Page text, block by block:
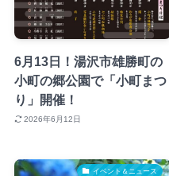
6月13日！湯沢市雄勝町の
小町の郷公園で「小町まつ
り」開催！
2026年6月12日
イベント＆ニュース